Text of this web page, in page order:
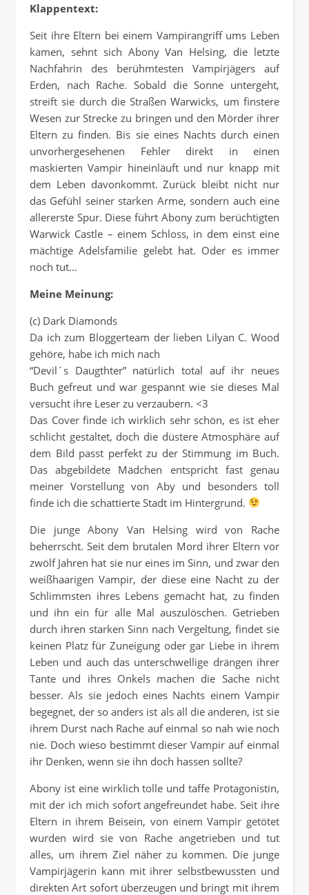
Klappentext:
Seit ihre Eltern bei einem Vampirangriff ums Leben
kamen, sehnt sich Abony Van Helsing, die letzte
Nachfahrin des berühmtesten Vampirjägers auf
Erden, nach Rache. Sobald die Sonne untergeht,
streift sie durch die Straßen Warwicks, um finstere
Wesen zur Strecke zu bringen und den Mörder ihrer
Eltern zu finden. Bis sie eines Nachts durch einen
unvorhergesehenen Fehler direkt in einen
maskierten Vampir hineinläuft und nur knapp mit
dem Leben davonkommt. Zurück bleibt nicht nur
das Gefühl seiner starken Arme, sondern auch eine
allererste Spur. Diese führt Abony zum berüchtigten
Warwick Castle – einem Schloss, in dem einst eine
mächtige Adelsfamilie gelebt hat. Oder es immer
noch tut…
Meine Meinung:
(c) Dark Diamonds
Da ich zum Bloggerteam der lieben Lilyan C. Wood
gehöre, habe ich mich nach
“Devil´s Daugthter” natürlich total auf ihr neues
Buch gefreut und war gespannt wie sie dieses Mal
versucht ihre Leser zu verzaubern. <3
Das Cover finde ich wirklich sehr schön, es ist eher
schlicht gestaltet, doch die düstere Atmosphäre auf
dem Bild passt perfekt zu der Stimmung im Buch.
Das abgebildete Mädchen entspricht fast genau
meiner Vorstellung von Aby und besonders toll
finde ich die schattierte Stadt im Hintergrund.
Die junge Abony Van Helsing wird von Rache
beherrscht. Seit dem brutalen Mord ihrer Eltern vor
zwölf Jahren hat sie nur eines im Sinn, und zwar den
weißhaarigen Vampir, der diese eine Nacht zu der
Schlimmsten ihres Lebens gemacht hat, zu finden
und ihn ein für alle Mal auszulöschen. Getrieben
durch ihren starken Sinn nach Vergeltung, findet sie
keinen Platz für Zuneigung oder gar Liebe in ihrem
Leben und auch das unterschwellige drängen ihrer
Tante und ihres Onkels machen die Sache nicht
besser. Als sie jedoch eines Nachts einem Vampir
begegnet, der so anders ist als all die anderen, ist sie
ihrem Durst nach Rache auf einmal so nah wie noch
nie. Doch wieso bestimmt dieser Vampir auf einmal
ihr Denken, wenn sie ihn doch hassen sollte?
Abony ist eine wirklich tolle und taffe Protagonistin,
mit der ich mich sofort angefreundet habe. Seit ihre
Eltern in ihrem Beisein, von einem Vampir getötet
wurden wird sie von Rache angetrieben und tut
alles, um ihrem Ziel näher zu kommen. Die junge
Vampirjägerin kann mit ihrer selbstbewussten und
direkten Art sofort überzeugen und bringt mit ihrem